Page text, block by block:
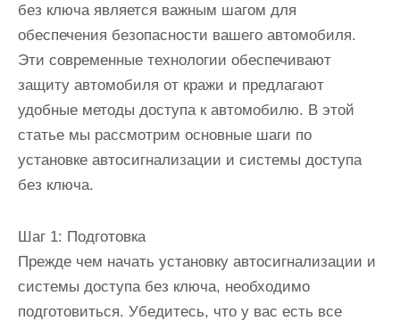
без ключа является важным шагом для
обеспечения безопасности вашего автомобиля.
Эти современные технологии обеспечивают
защиту автомобиля от кражи и предлагают
удобные методы доступа к автомобилю. В этой
статье мы рассмотрим основные шаги по
установке автосигнализации и системы доступа
без ключа.
Шаг 1: Подготовка
Прежде чем начать установку автосигнализации и
системы доступа без ключа, необходимо
подготовиться. Убедитесь, что у вас есть все